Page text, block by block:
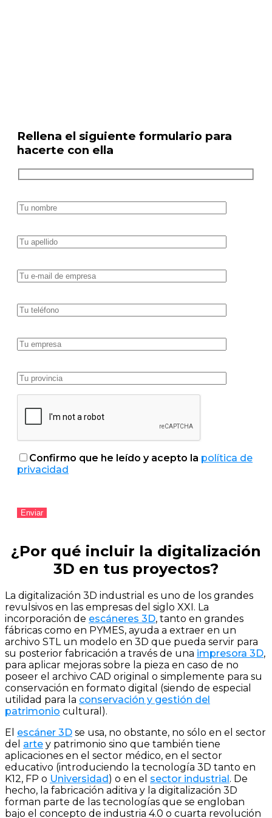
Rellena el siguiente formulario para
hacerte con ella
Confirmo que he leído y acepto la política de
privacidad
¿Por qué incluir la digitalización
3D en tus proyectos?
La digitalización 3D industrial es uno de los grandes
revulsivos en las empresas del siglo XXI. La
incorporación de escáneres 3D, tanto en grandes
fábricas como en PYMES, ayuda a extraer en un
archivo STL un modelo en 3D que pueda servir para
su posterior fabricación a través de una impresora 3D,
para aplicar mejoras sobre la pieza en caso de no
poseer el archivo CAD original o simplemente para su
conservación en formato digital (siendo de especial
utilidad para la conservación y gestión del
patrimonio cultural).
El escáner 3D se usa, no obstante, no sólo en el sector
del arte y patrimonio sino que también tiene
aplicaciones en el sector médico, en el sector
educativo (introduciendo la tecnología 3D tanto en
K12, FP o Universidad) o en el sector industrial. De
hecho, la fabricación aditiva y la digitalización 3D
forman parte de las tecnologías que se engloban
bajo el concepto de industria 4.0 o cuarta revolución